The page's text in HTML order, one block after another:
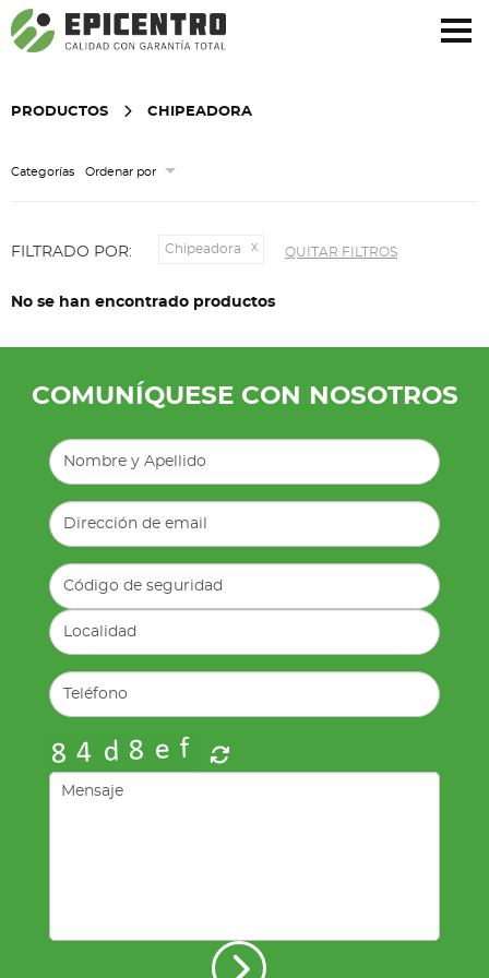
¿Olvidó su contraseña?Regístrese aquí
PRODUCTOS CHIPEADORA
Categorías Ordenar por
FILTRADO POR: Chipeadora QUITAR FILTROS
No se han encontrado productos
COMUNÍQUESE CON NOSOTROS